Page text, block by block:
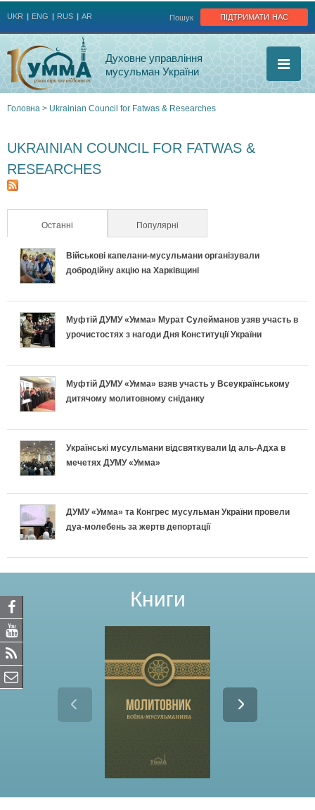
підтримати нас
Пошук
UKR ENG RUS AR
Духовне управління
мусульман України
тут
Головна > Ukrainian Council for Fatwas & Researches
UKRAINIAN COUNCIL FOR FATWAS &
RESEARCHES
Останні (активна вкладка)Популярні
Військові капелани-мусульмани організували
добродійну акцію на Харківщині
Муфтій ДУМУ «Умма» Мурат Сулейманов узяв участь в
урочистостях з нагоди Дня Конституції України
Муфтій ДУМУ «Умма» взяв участь у Всеукраїнському
дитячому молитовному сніданку
Українські мусульмани відсвяткували Ід аль-Адха в
мечетях ДУМУ «Умма»
ДУМУ «Умма» та Конгрес мусульман України провели
дуа-молебень за жертв депортації
Книги